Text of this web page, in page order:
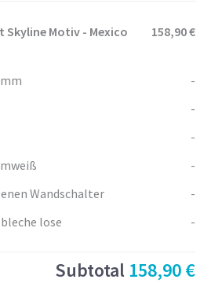
Skyline Motiv - Mexico
158,90 €
-
-
-
-
Wandschalter
-
lose
-
Subtotal 158,90 €